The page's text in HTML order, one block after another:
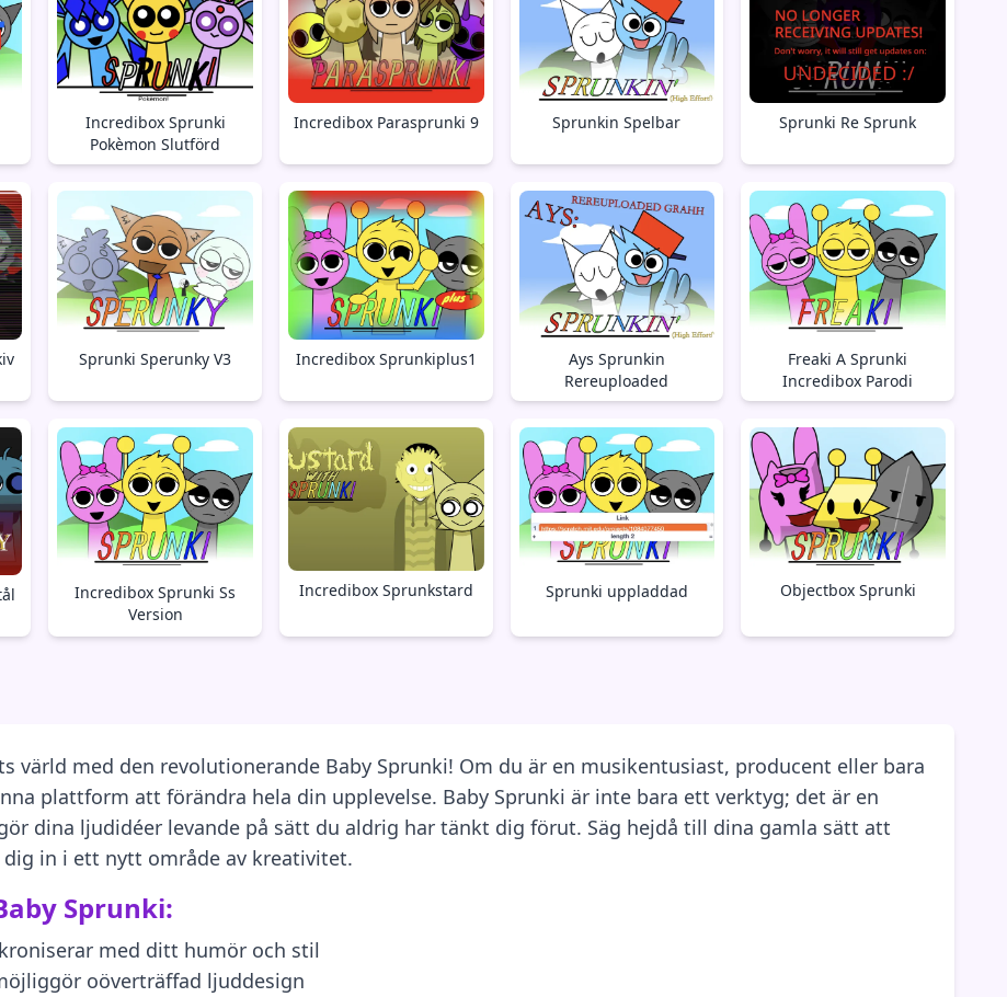
Incredibox Sprunki
Pokèmon Slutförd
Incredibox Parasprunki 9 Sprunkin Spelbar Sprunki Re Sprunk
Sprunki Sperunky V3 Incredibox Sprunkiplus1
Ays Sprunkin
Rereuploaded
Freaki A Sprunki
Incredibox Parodi
Incredibox Sprunki Ss
Version
Incredibox Sprunkstard Sprunki uppladdad Objectbox Sprunki
värld med den revolutionerande Baby Sprunki! Om du är en musikentusiast, producent eller bara
plattform att förändra hela din upplevelse. Baby Sprunki är inte bara ett verktyg; det är en
dina ljudidéer levande på sätt du aldrig har tänkt dig förut. Säg hejdå till dina gamla sätt att
in i ett nytt område av kreativitet.
Sprunki:
med ditt humör och stil
oöverträffad ljuddesign